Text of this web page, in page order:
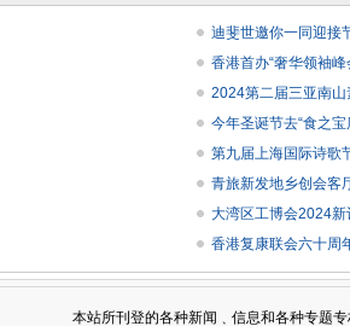
迪斐世邀你一同迎接
香港首办“奢华领袖峰
2024第二届三亚南
今年圣诞节去“食之
第九届上海国际诗歌
青旅新发地乡创会客
大湾区工博会2024
香港复康联会六十周
本站所刊登的各种新闻﹑信息和各种专题